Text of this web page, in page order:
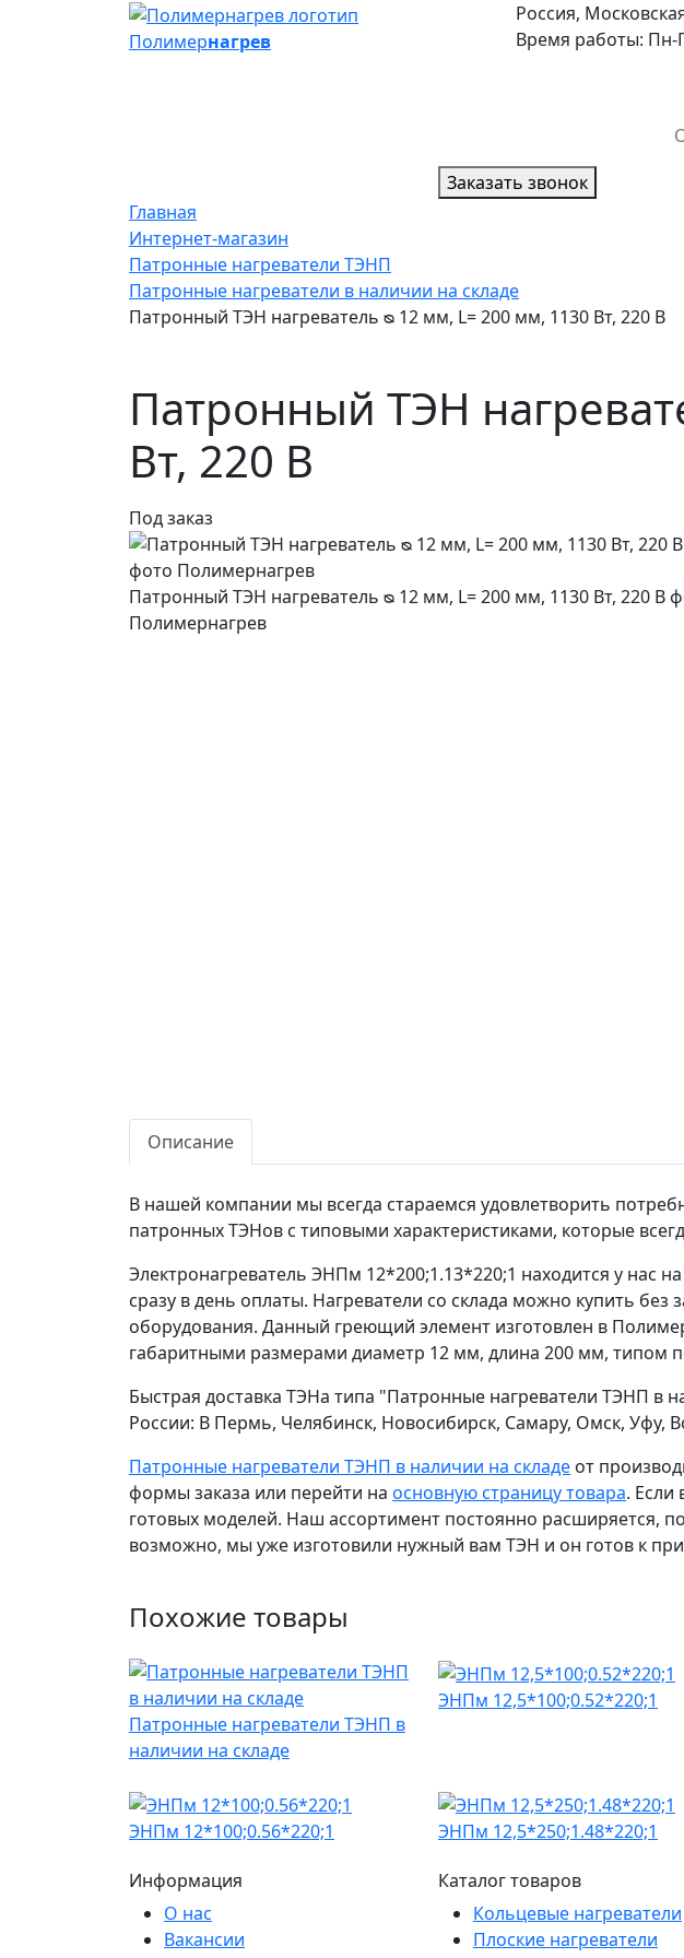
Полимернагрев
Россия,
Время работы: Пн-
Заказать звонок
Главная
Интернет-магазин
Патронные нагреватели ТЭНП
Патронные нагреватели в наличии на складе
Патронный ТЭН нагреватель ᴓ 12 мм, L= 200 мм, 1130 Вт, 220 В
Патронный ТЭН
Вт, 220 В
Под заказ
Патронный ТЭН нагреватель ᴓ 12 мм, L= 200 мм, 1130 Вт, 220 В
Полимернагрев
Описание
В нашей компании мы всегда стараемся удовлетворить
патронных ТЭНов с типовыми характеристиками, которые
Электронагреватель ЭНПм 12*200;1.13*220;1 находится у нас
сразу в день оплаты. Нагреватели со склада можно купить
оборудования. Данный греющий элемент изготовлен в
габаритными размерами диаметр 12 мм, длина 200 мм, типом
Быстрая доставка ТЭНа типа "Патронные нагреватели ТЭНП в
России: В Пермь, Челябинск, Новосибирск, Самару, Омск, Уфу,
Патронные нагреватели ТЭНП в наличии на складе от
формы заказа или перейти на основную страницу товара. Если
готовых моделей. Наш ассортимент постоянно расширяется,
возможно, мы уже изготовили нужный вам ТЭН и он готов к
Похожие товары
Патронные нагреватели ТЭНП в
наличии на складе
ЭНПм 12,5*100;0.52*220;1
ЭНПм 12*100;0.56*220;1 ЭНПм 12,5*250;1.48*220;1
Информация
О нас
Вакансии
Каталог товаров
Кольцевые нагреватели
Плоские нагреватели